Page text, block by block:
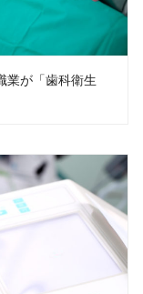
業が「歯科衛生